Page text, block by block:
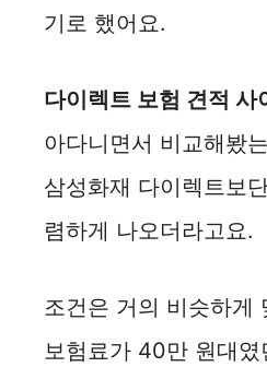
기로 했어요.
다이렉트 보험 견적 사
아다니면서 비교해봤
삼성화재 다이렉트보
렴하게 나오더라고요.
조건은 거의 비슷하게
보험료가 40만 원대